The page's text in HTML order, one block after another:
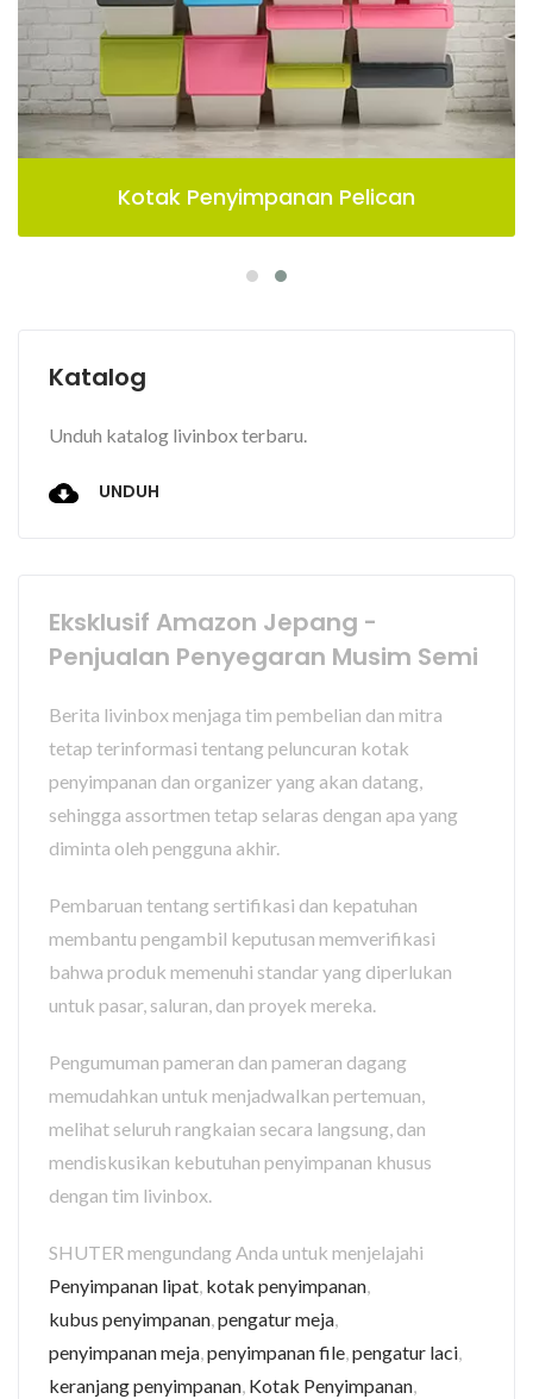
Kotak Penyimpanan Pelican
Katalog
Unduh katalog livinbox terbaru.
UNDUH
Eksklusif Amazon Jepang -
Penjualan Penyegaran Musim Semi
Berita livinbox menjaga tim pembelian dan mitra
tetap terinformasi tentang peluncuran kotak
penyimpanan dan organizer yang akan datang,
sehingga assortmen tetap selaras dengan apa yang
diminta oleh pengguna akhir.
Pembaruan tentang sertifikasi dan kepatuhan
membantu pengambil keputusan memverifikasi
bahwa produk memenuhi standar yang diperlukan
untuk pasar, saluran, dan proyek mereka.
Pengumuman pameran dan pameran dagang
memudahkan untuk menjadwalkan pertemuan,
melihat seluruh rangkaian secara langsung, dan
mendiskusikan kebutuhan penyimpanan khusus
dengan tim livinbox.
SHUTER mengundang Anda untuk menjelajahi
Penyimpanan lipat, kotak penyimpanan,
kubus penyimpanan,pengatur meja,
penyimpanan meja,penyimpanan file,pengatur laci,
keranjang penyimpanan, Kotak Penyimpanan,